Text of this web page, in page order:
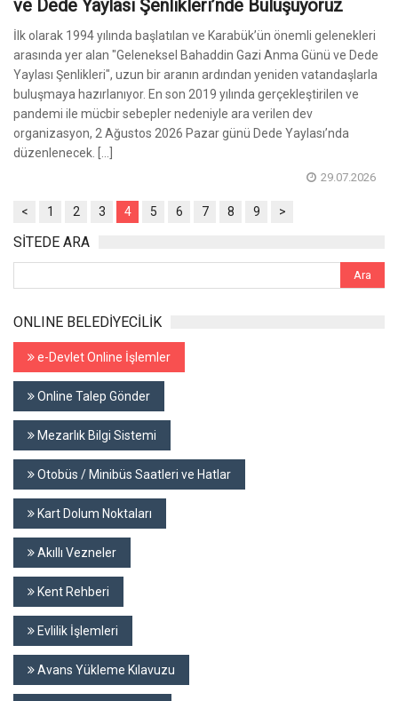
ve Dede Yaylası Şenlikleri’nde Buluşuyoruz
İlk olarak 1994 yılında başlatılan ve Karabük’ün önemli gelenekleri
arasında yer alan "Geleneksel Bahaddin Gazi Anma Günü ve Dede
Yaylası Şenlikleri", uzun bir aranın ardından yeniden vatandaşlarla
buluşmaya hazırlanıyor. En son 2019 yılında gerçekleştirilen ve
pandemi ile mücbir sebepler nedeniyle ara verilen dev
organizasyon, 2 Ağustos 2026 Pazar günü Dede Yaylası’nda
düzenlenecek. [...]
29.07.2026
< 1 2 3 4 5 6 7 8 9 >
SİTEDE ARA
ONLINE BELEDİYECİLİK
e-Devlet Online İşlemler
Online Talep Gönder
Mezarlık Bilgi Sistemi
Otobüs / Minibüs Saatleri ve Hatlar
Kart Dolum Noktaları
Akıllı Vezneler
Kent Rehberi
Evlilik İşlemleri
Avans Yükleme Kılavuzu